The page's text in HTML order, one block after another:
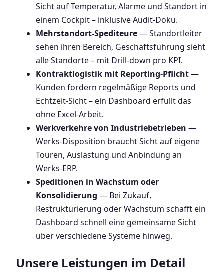
Sicht auf Temperatur, Alarme und Standort in
einem Cockpit – inklusive Audit-Doku.
Mehrstandort-Spediteure— Standortleiter
sehen ihren Bereich, Geschäftsführung sieht
alle Standorte – mit Drill-down pro KPI.
Kontraktlogistik mit Reporting-Pflicht—
Kunden fordern regelmäßige Reports und
Echtzeit-Sicht – ein Dashboard erfüllt das
ohne Excel-Arbeit.
Werkverkehre von Industriebetrieben —
Werks-Disposition braucht Sicht auf eigene
Touren, Auslastung und Anbindung an
Werks-ERP.
Speditionen in Wachstum oder
Konsolidierung — Bei Zukauf,
Restrukturierung oder Wachstum schafft ein
Dashboard schnell eine gemeinsame Sicht
über verschiedene Systeme hinweg.
Unsere Leistungen im Detail